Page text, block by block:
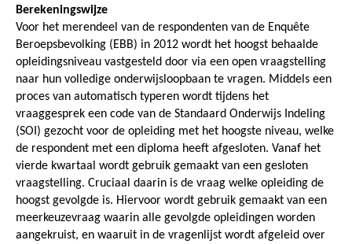
Berekeningswijze
Voor het merendeel van de respondenten van de Enquête
Beroepsbevolking (EBB) in 2012 wordt het hoogst behaalde
opleidingsniveau vastgesteld door via een open vraagstelling
naar hun volledige onderwijsloopbaan te vragen. Middels een
proces van automatisch typeren wordt tijdens het
vraaggesprek een code van de Standaard Onderwijs Indeling
(SOI) gezocht voor de opleiding met het hoogste niveau, welke
de respondent met een diploma heeft afgesloten. Vanaf het
vierde kwartaal wordt gebruik gemaakt van een gesloten
vraagstelling. Cruciaal daarin is de vraag welke opleiding de
hoogst gevolgde is. Hiervoor wordt gebruik gemaakt van een
meerkeuzevraag waarin alle gevolgde opleidingen worden
aangekruist, en waaruit in de vragenlijst wordt afgeleid over